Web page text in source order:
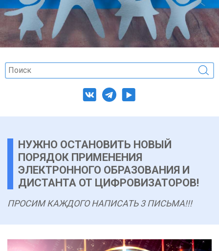
НУЖНО ОСТАНОВИТЬ НОВЫЙ
ПОРЯДОК ПРИМЕНЕНИЯ
ЭЛЕКТРОННОГО ОБРАЗОВАНИЯ И
ДИСТАНТА ОТ ЦИФРОВИЗАТОРОВ!
ПРОСИМ КАЖДОГО НАПИСАТЬ 3 ПИСЬМА!!!